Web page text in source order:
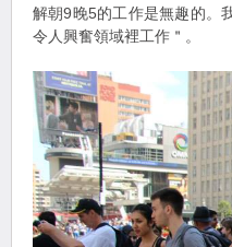
解朝9晚5的工作是無趣的。
令人興奮領域裡工作＂。